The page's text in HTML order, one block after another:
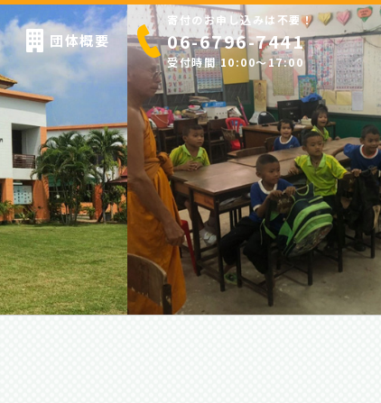
団体概要
寄付のお申し込みは不要！
06-6796-7441
受付時間 10:00〜17:00